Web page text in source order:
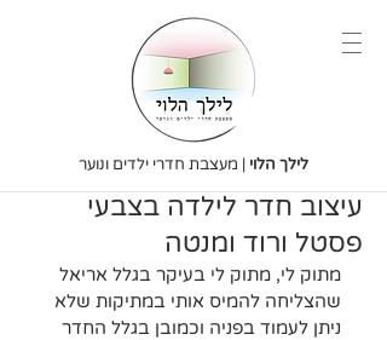
לילך הלוי | מעצבת חדרי ילדים ונוער
עיצוב חדר לילדה בצבעי
פסטל ורוד ומנטה
מתוק לי, מתוק לי בעיקר בגלל אריאל
שהצליחה להמיס אותי במתיקות שלא
ניתן לעמוד בפניה וכמובן בגלל החדר